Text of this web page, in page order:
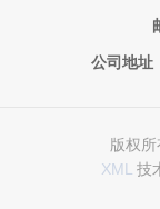
公司地址
版权
XML 技